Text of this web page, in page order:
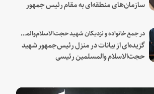
سازمان‌های منطقه‌ای به مقام رئیس جمهور
در جمع خانواده و نزدیکان شهید حجت‌الاسلام‌والمسلمین رئیسی:
گزیده‌ای از بیانات در منزل رئیس‌جمهور شهید
حجت‌الاسلام والمسلمین رئیسی